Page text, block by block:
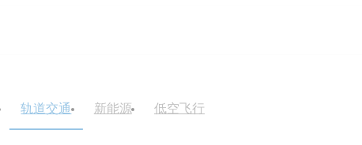
轨道交通 新能源 低空飞行